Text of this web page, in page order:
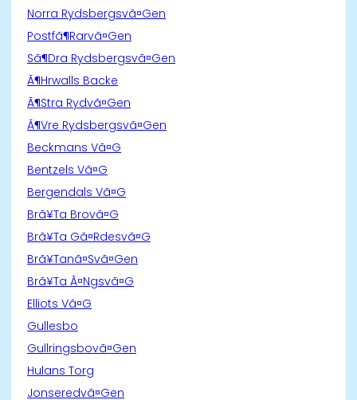
Norra Rydsbergsvã¤Gen
Postfã¶Rarvã¤Gen
Sã¶Dra Rydsbergsvã¤Gen
Ã¶Hrwalls Backe
Ã¶Stra Rydvã¤Gen
Ã¶Vre Rydsbergsvã¤Gen
Beckmans Vã¤G
Bentzels Vã¤G
Bergendals Vã¤G
Brã¥Ta Brovã¤G
Brã¥Ta Gã¤Rdesvã¤G
Brã¥Tanã¤Svã¤Gen
Brã¥Ta Ã¤Ngsvã¤G
Elliots Vã¤G
Gullesbo
Gullringsbovã¤Gen
Hulans Torg
Jonseredvã¤Gen